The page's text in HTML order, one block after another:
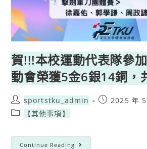
賀!!!本校運動代表隊參
動會榮獲5金6銀14銅，
sportstku_admin
2025 年
【其他事項】
Continue Reading